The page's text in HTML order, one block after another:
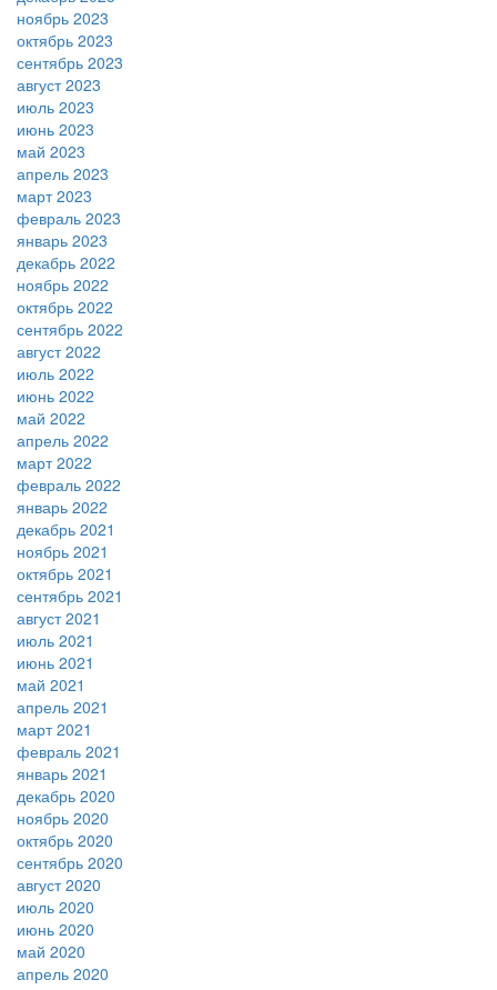
ноябрь 2023
октябрь 2023
сентябрь 2023
август 2023
июль 2023
июнь 2023
май 2023
апрель 2023
март 2023
февраль 2023
январь 2023
декабрь 2022
ноябрь 2022
октябрь 2022
сентябрь 2022
август 2022
июль 2022
июнь 2022
май 2022
апрель 2022
март 2022
февраль 2022
январь 2022
декабрь 2021
ноябрь 2021
октябрь 2021
сентябрь 2021
август 2021
июль 2021
июнь 2021
май 2021
апрель 2021
март 2021
февраль 2021
январь 2021
декабрь 2020
ноябрь 2020
октябрь 2020
сентябрь 2020
август 2020
июль 2020
июнь 2020
май 2020
апрель 2020